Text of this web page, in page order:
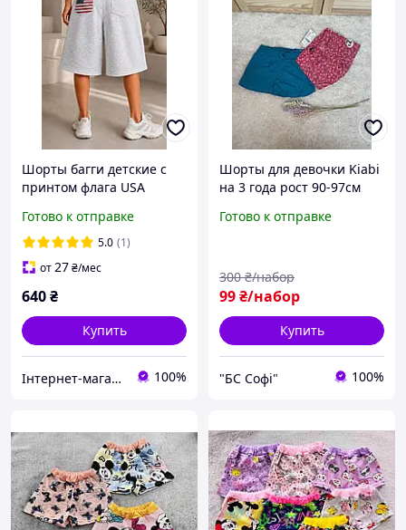
Шорты багги детские с
принтом флага USA
Готово к отправке
5.0 (1)
от27₴/мес
640₴
Купить
Інтернет-магазин "Style Ua" 100%
Шорты для девочки Kiabi
на 3 года рост 90-97см
Готово к отправке
99₴/набор
300 ₴/набор
Купить
"БС Софі" 100%